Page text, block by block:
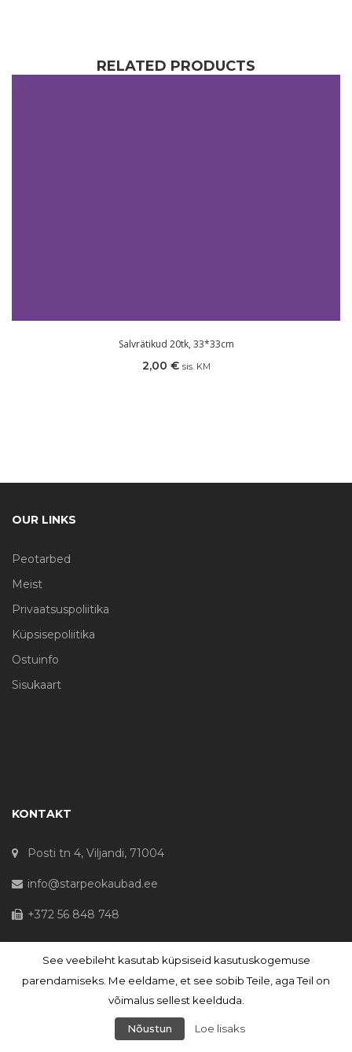
RELATED PRODUCTS
Salvrätikud 20tk, 33*33cm
2,00 € sis. KM
OUR LINKS
Peotarbed
Meist
Privaatsuspoliitika
Küpsisepoliitika
Ostuinfo
Sisukaart
KONTAKT
Posti tn 4, Viljandi, 71004
info@starpeokaubad.ee
+372 56 848 748
© Haljaste OÜ 2020 - Registrikood 10645867
See veebileht kasutab küpsiseid kasutuskogemuse
parendamiseks. Me eeldame, et see sobib Teile, aga Teil on
võimalus sellest keelduda.
Nõustun Loe lisaks